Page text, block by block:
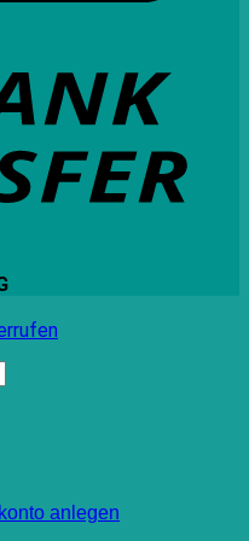
anlegen